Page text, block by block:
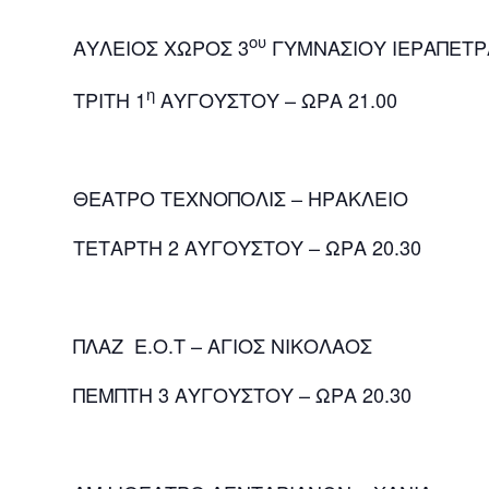
ΑΥΛΕΙΟΣ ΧΩΡΟΣ 3ου ΓΥΜΝΑΣΙΟΥ
ΤΡΙΤΗ 1η ΑΥΓΟΥΣΤΟΥ – ΩΡΑ 21.00
ΘΕΑΤΡΟ ΤΕΧΝΟΠΟΛΙΣ – ΗΡΑΚΛΕΙΟ
ΤΕΤΑΡΤΗ 2 ΑΥΓΟΥΣΤΟΥ – ΩΡΑ 20.30
ΠΛΑΖ E.O.T – ΑΓΙΟΣ ΝΙΚΟΛΑΟΣ
ΠΕΜΠΤΗ 3 ΑΥΓΟΥΣΤΟΥ – ΩΡΑ 20.30